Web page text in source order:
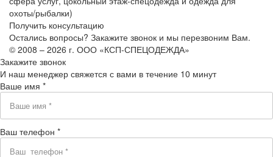
охоты/рыбалки)
Получить консультацию
Остались вопросы? Закажите звонок и мы перезвоним Вам.
© 2008 – 2026 г. ООО «КСП-СПЕЦОДЕЖДА»
Закажите звонок
И наш менеджер свяжется с вами в течение 10 минут
Ваше имя *
Ваш телефон *